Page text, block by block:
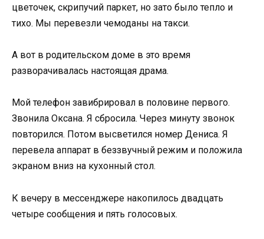
цветочек, скрипучий паркет, но зато было тепло и
тихо. Мы перевезли чемоданы на такси.
А вот в родительском доме в это время
разворачивалась настоящая драма.
Мой телефон завибрировал в половине первого.
Звонила Оксана. Я сбросила. Через минуту звонок
повторился. Потом высветился номер Дениса. Я
перевела аппарат в беззвучный режим и положила
экраном вниз на кухонный стол.
К вечеру в мессенджере накопилось двадцать
четыре сообщения и пять голосовых.